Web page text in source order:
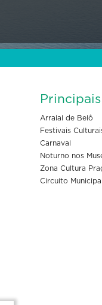
Arraial de Belô
Festivais
Carnaval
Noturno nos
Zona Cultura
Circuito